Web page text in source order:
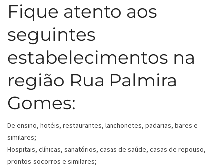
Fique atento aos
seguintes
estabelecimentos na
região Rua Palmira
Gomes:
De ensino, hotéis, restaurantes, lanchonetes, padarias, bares e
similares;
Hospitais, clínicas, sanatórios, casas de saúde, casas de repouso,
prontos-socorros e similares;